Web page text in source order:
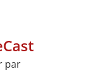
par